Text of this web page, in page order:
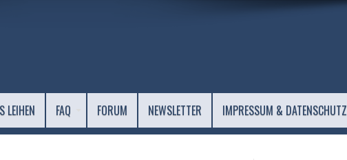
LEIHEN FAQ FORUM NEWSLETTER IMPRESSUM & DATENSCHUTZ